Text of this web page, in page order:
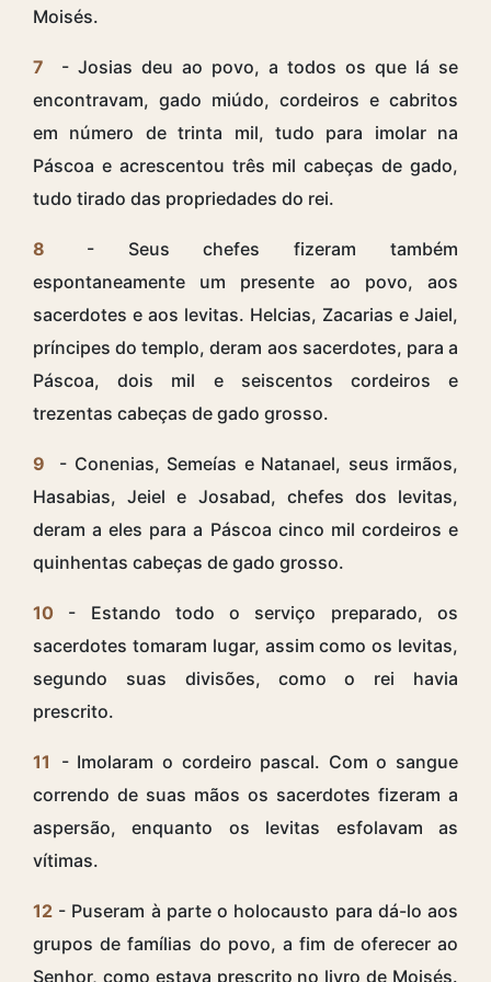
Moisés.
7
- Josias deu ao povo, a todos os que lá se
encontravam, gado miúdo, cordeiros e cabritos
em número de trinta mil, tudo para imolar na
Páscoa e acrescentou três mil cabeças de gado,
tudo tirado das propriedades do rei.
8
- Seus chefes fizeram também
espontaneamente um presente ao povo, aos
sacerdotes e aos levitas. Helcias, Zacarias e Jaiel,
príncipes do templo, deram aos sacerdotes, para a
Páscoa, dois mil e seiscentos cordeiros e
trezentas cabeças de gado grosso.
9
- Conenias, Semeías e Natanael, seus irmãos,
Hasabias, Jeiel e Josabad, chefes dos levitas,
deram a eles para a Páscoa cinco mil cordeiros e
quinhentas cabeças de gado grosso.
10 - Estando todo o serviço preparado, os
sacerdotes tomaram lugar, assim como os levitas,
segundo suas divisões, como o rei havia
prescrito.
11
- Imolaram o cordeiro pascal. Com o sangue
correndo de suas mãos os sacerdotes fizeram a
aspersão, enquanto os levitas esfolavam as
vítimas.
12 - Puseram à parte o holocausto para dá-lo aos
grupos de famílias do povo, a fim de oferecer ao
Senhor, como estava prescrito no livro de Moisés.